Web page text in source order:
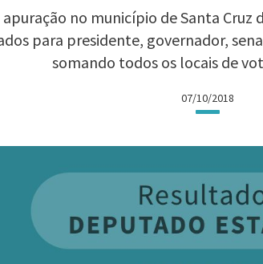
no município de Santa Cruz
para presidente, governador,
somando todos os locais de
07/10/2018